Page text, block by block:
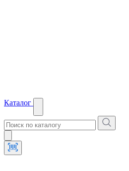
Каталог